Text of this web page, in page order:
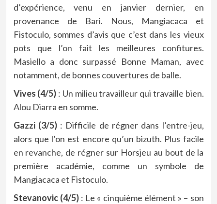
d’expérience, venu en janvier dernier, en
provenance de Bari. Nous, Mangiacaca et
Fistoculo, sommes d’avis que c’est dans les vieux
pots que l’on fait les meilleures confitures.
Masiello a donc surpassé Bonne Maman, avec
notamment, de bonnes couvertures de balle.
Vives (4/5) : Un milieu travailleur qui travaille bien.
Alou Diarra en somme.
Gazzi (3/5) : Difficile de régner dans l’entre-jeu,
alors que l’on est encore qu’un bizuth. Plus facile
en revanche, de régner sur Horsjeu au bout de la
première académie, comme un symbole de
Mangiacaca et Fistoculo.
Stevanovic (4/5) : Le « cinquième élément » – son